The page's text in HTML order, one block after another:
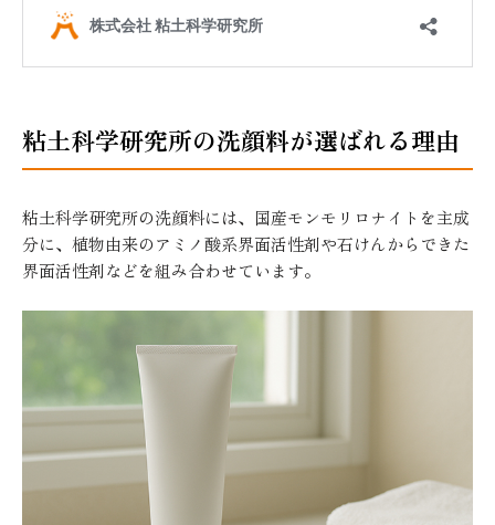
粘土科学研究所の洗顔料が選ばれる理由
粘土科学研究所の洗顔料には、国産モンモリロナイトを主成
分に、植物由来のアミノ酸系界面活性剤や石けんからできた
界面活性剤などを組み合わせています。